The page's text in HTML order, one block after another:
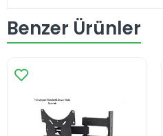
Benzer Ürünler